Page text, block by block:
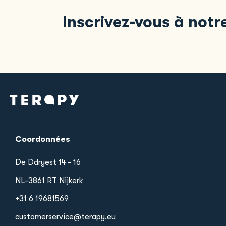
Inscrivez-vous à
Coordonnées
De Ddryest 14 - 16
NL-3861 RT Nijkerk
+31 6 19681569
customerservice@terapy.eu